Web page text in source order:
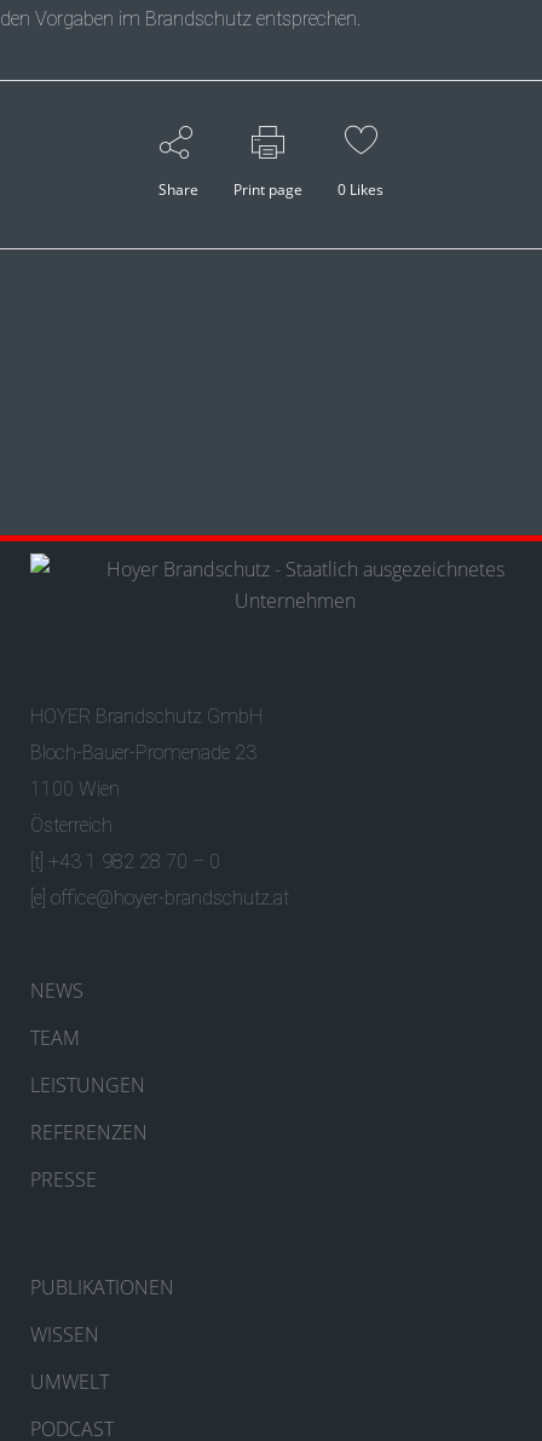
den Vorgaben im Brandschutz entsprechen.
Share Print page 0 Likes
HOYER Brandschutz GmbH
Bloch-Bauer-Promenade 23
1100 Wien
Österreich
[t] +43 1 982 28 70 – 0
[e] office@hoyer-brandschutz.at
NEWS
TEAM
LEISTUNGEN
REFERENZEN
PRESSE
PUBLIKATIONEN
WISSEN
UMWELT
PODCAST